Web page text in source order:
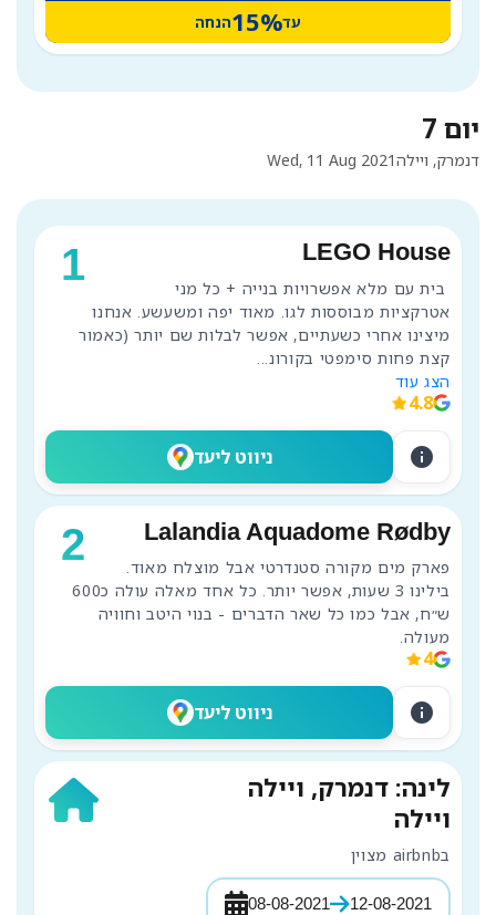
עד15%הנחה
יום 7
Wed, 11 Aug 2021דנמרק, ויילה
1 LEGO House
אטרקציות מבוססות לגו. מאוד יפה ומשעשע. אנחנו
מיצינו אחרי כשעתיים, אפשר לבלות שם יותר (כאמור
קצת פחות סימפטי בקורונ...
הצג עוד
4.8
ניווט ליעד info
2 Lalandia Aquadome Rødby
בילינו 3 שעות, אפשר יותר. כל אחד מאלה עולה כ600
מעולה.
4
ניווט ליעד info
לינה: דנמרק, ויילה
ויילה
בairbnb מצוין
08-08-2021 12-08-2021